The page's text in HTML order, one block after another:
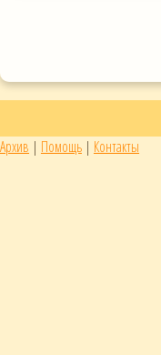
Архив | Помощь | Контакты